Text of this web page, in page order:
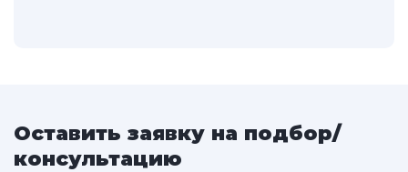
Оставить заявку на подбор/
консультацию